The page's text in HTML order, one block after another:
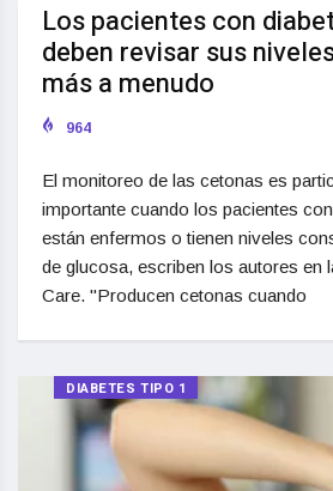
Los pacientes con
deben revisar sus
más a menudo
964
El monitoreo de las cetonas es
importante cuando los pacientes
están enfermos o tienen niveles
de glucosa, escriben los autores en
Care. "Producen cetonas cuando
DIABETES TIPO 1